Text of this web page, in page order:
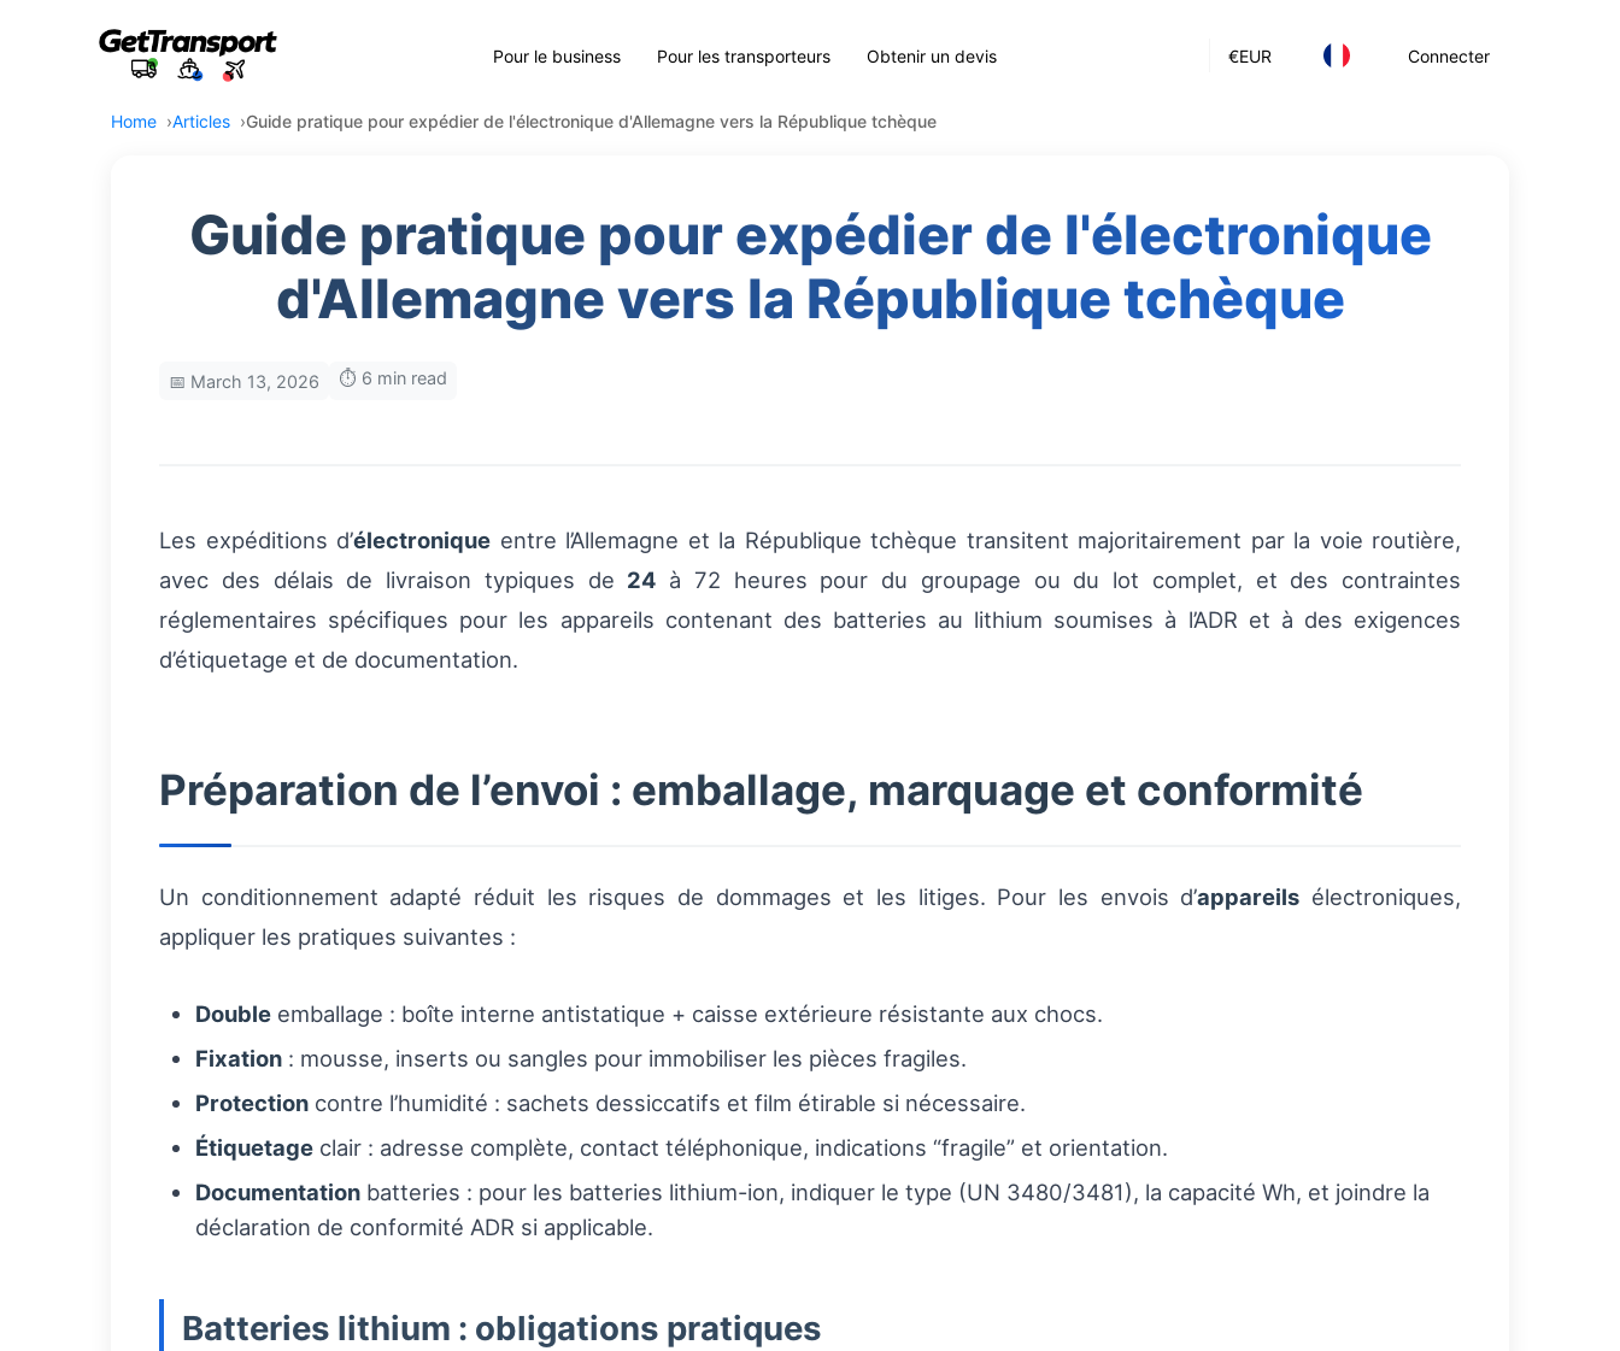
€EUR Connecter
Pour le business Pour les transporteurs Obtenir un devis
Home Articles Guide pratique pour expédier de l'électronique d'Allemagne vers la République tchèque
Guide pratique pour expédier de l'électronique
d'Allemagne vers la République tchèque
📅 March 13, 2026 ⏱️ 6 min read
Les expéditions d’électronique entre l’Allemagne et la République tchèque transitent majoritairement par la voie routière,
avec des délais de livraison typiques de 24 à 72 heures pour du groupage ou du lot complet, et des contraintes
réglementaires spécifiques pour les appareils contenant des batteries au lithium soumises à l’ADR et à des exigences
d’étiquetage et de documentation.
Préparation de l’envoi : emballage, marquage et conformité
Un conditionnement adapté réduit les risques de dommages et les litiges. Pour les envois d’appareils électroniques,
appliquer les pratiques suivantes :
Double emballage : boîte interne antistatique + caisse extérieure résistante aux chocs.
Fixation : mousse, inserts ou sangles pour immobiliser les pièces fragiles.
Protection contre l’humidité : sachets dessiccatifs et film étirable si nécessaire.
Étiquetage clair : adresse complète, contact téléphonique, indications “fragile” et orientation.
Documentation batteries : pour les batteries lithium-ion, indiquer le type (UN 3480/3481), la capacité Wh, et joindre la
déclaration de conformité ADR si applicable.
Batteries lithium : obligations pratiques